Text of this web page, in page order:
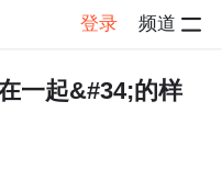
登录 频道
一起&#34;的样